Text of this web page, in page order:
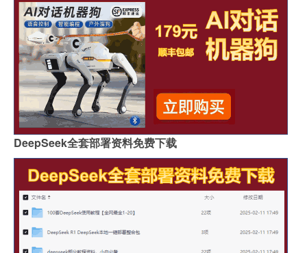
DeepSeek全套部署资料免费下载